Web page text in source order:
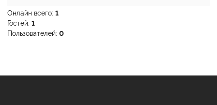
Онлайн всего: 1
Гостей: 1
Пользователей: 0